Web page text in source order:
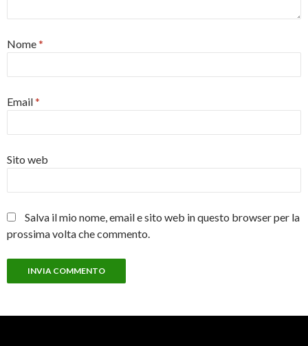
Nome*
Email*
Sito web
Salva il mio nome, email e sito web in questo browser per la
prossima volta che commento.